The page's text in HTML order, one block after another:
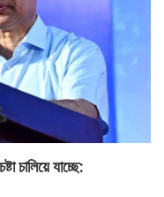
চালিয়ে যাচ্ছে: